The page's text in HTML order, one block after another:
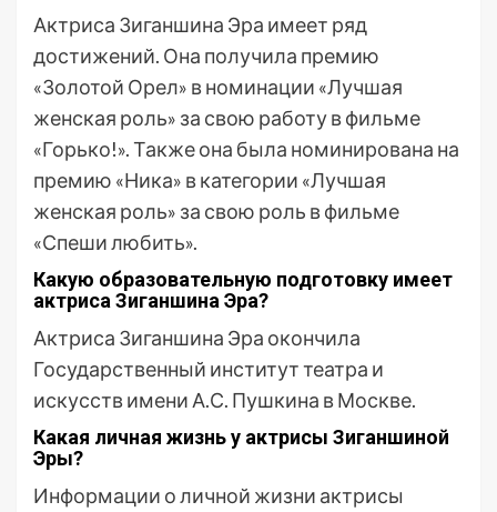
Актриса Зиганшина Эра имеет ряд
достижений. Она получила премию
«Золотой Орел» в номинации «Лучшая
женская роль» за свою работу в фильме
«Горько!». Также она была номинирована на
премию «Ника» в категории «Лучшая
женская роль» за свою роль в фильме
«Спеши любить».
Какую образовательную подготовку имеет
актриса Зиганшина Эра?
Актриса Зиганшина Эра окончила
Государственный институт театра и
искусств имени А.С. Пушкина в Москве.
Какая личная жизнь у актрисы Зиганшиной
Эры?
Информации о личной жизни актрисы